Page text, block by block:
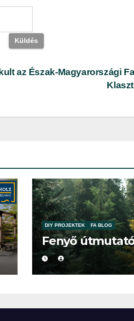
az Észak-Magyarországi
DIY PROJEKTEK FA BLOG
Fenyő